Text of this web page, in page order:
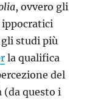
, ovvero gli
gli studi più
la qualifica
del
(da questo i